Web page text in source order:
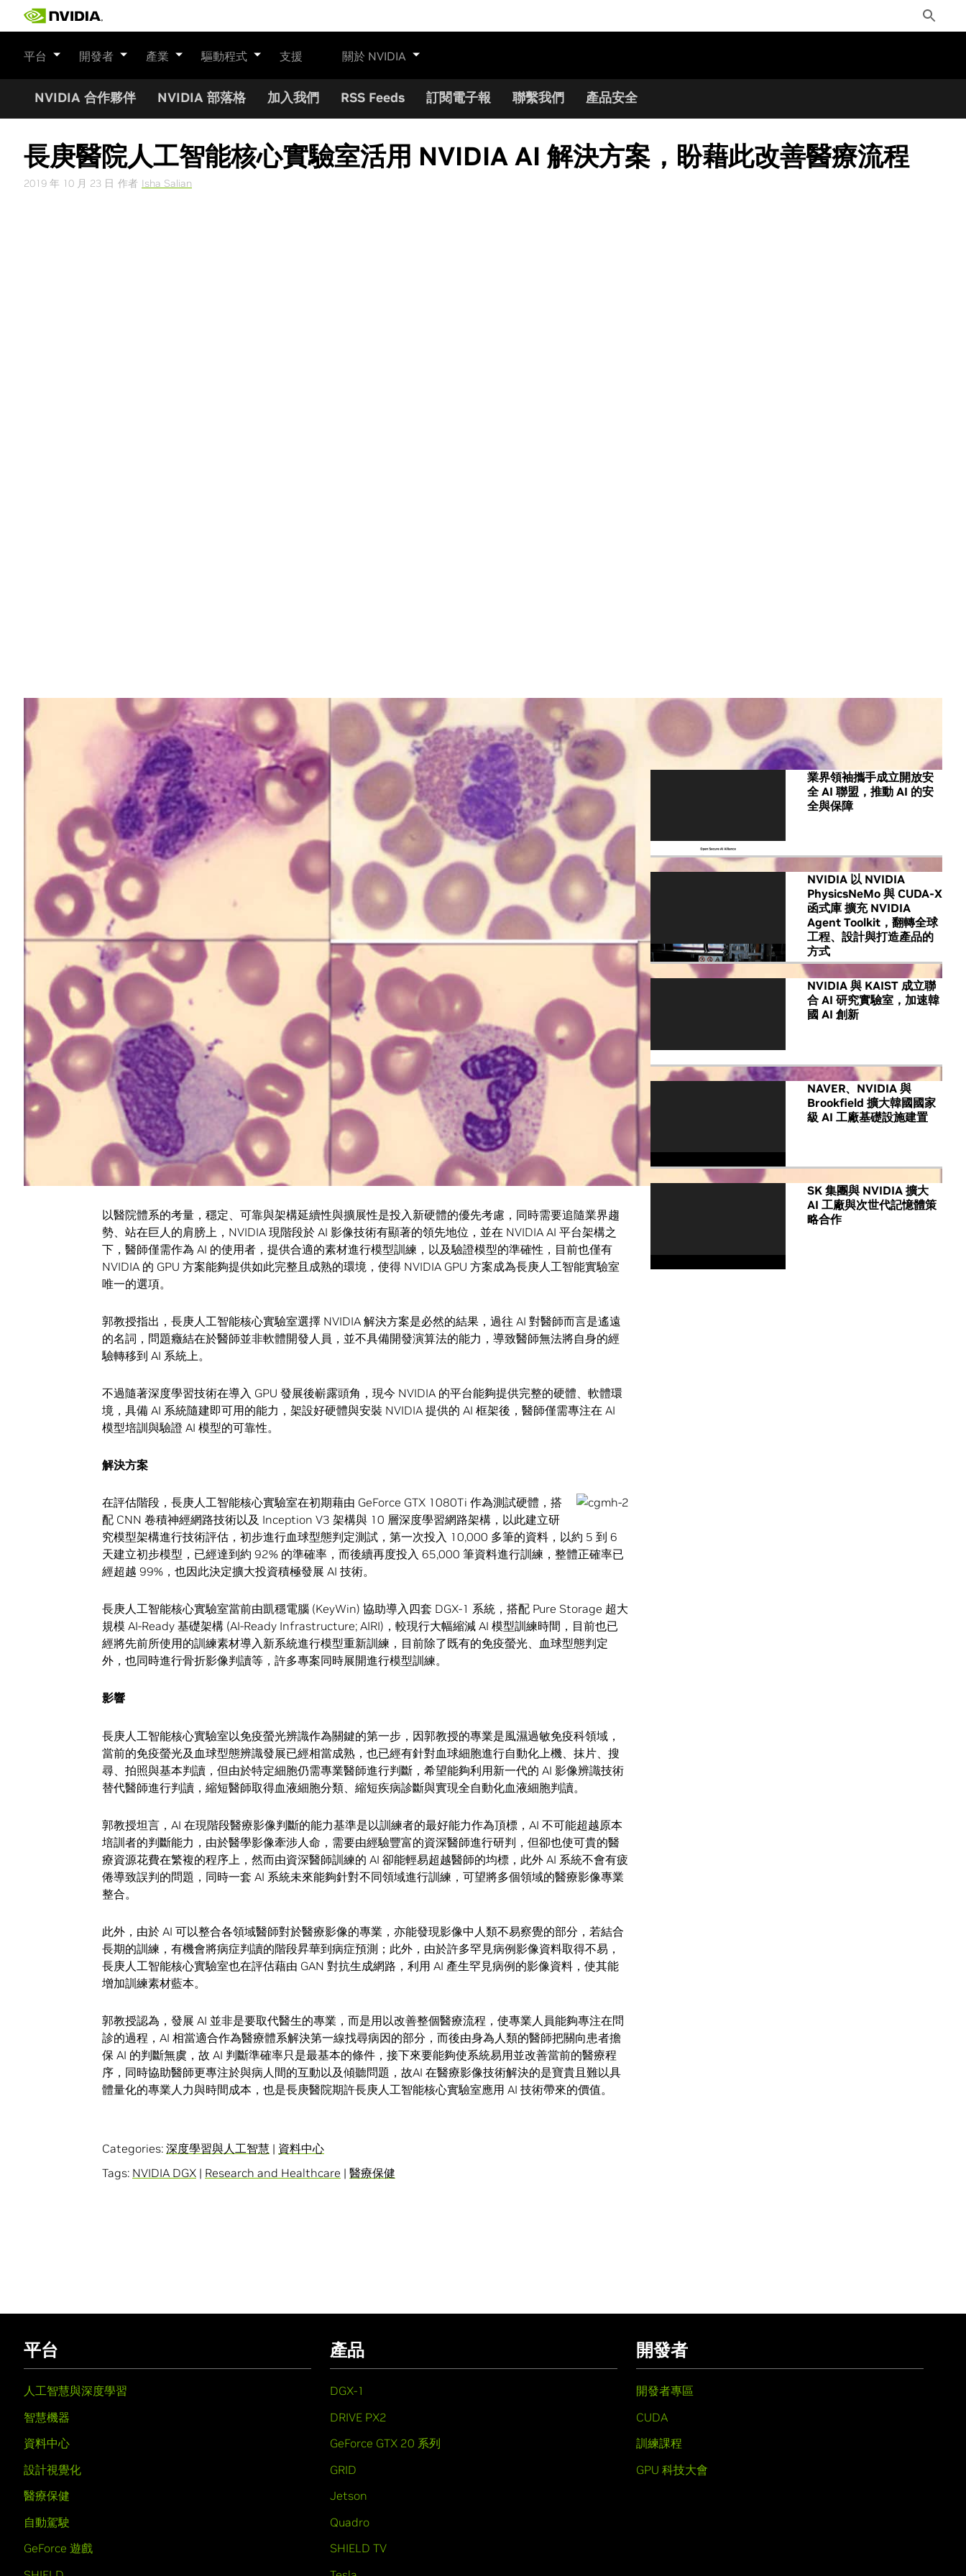
Toggle
Search
平台 開發者 產業 驅動程式 支援 關於 NVIDIA
NVIDIA 合作夥伴 NVIDIA 部落格 加入我們 RSS Feeds 訂閱電子報 聯繫我們 產品安全
長庚醫院人工智能核心實驗室活用 NVIDIA AI 解決方案，盼藉此改善醫療流程
2019 年 10 月 23 日 作者 Isha Salian
長庚醫院在台擁有七大院所，是台灣最大的醫療院所體系，在進行新一代 IT 系統建構的同時，在 2018
年 1 月決議導入 AI 技術，於同年 5 月設立長庚醫院人工智能核心實驗室，由風濕過敏免疫科主任郭昶甫
擔任人工智能核心實驗室主任。
進行技術與市場評估後，長庚人工智能核心實驗室決議導入四套 NVIDIA DGX-1 系統，搭配 NVIDIA AI
軟體解決方案平台作為基礎，發展基於影像辨識的 AI 醫療影像系統，未來也規劃建構基於 NVIDIA GPU
的 HPC 以及基於 Tesla T4 的推論節點系統，構成完整的 AI 落地。
背景
長庚醫院相當早就希望能夠藉由自動化技術改善醫療影像判讀流程，然而過去自動化技術僅協助至將各
種醫療資料送到醫療人員眼前，最終仍需藉由專業人員判讀醫療影像資訊，但醫療影像判讀卻是相當消
耗人力成本的程序，須由資深的專業醫師花費大量的時間進行判斷，同時醫師又會隨著工作時間拉長影
響判斷精確度。
長庚醫院人工智能核心實驗室主任郭昶甫教授表示，用於 AI 技術的醫療影像相當珍貴，除牽涉資料隱私
問題、又須是具辨識性的病例影像，較當前 AI 影像辨識使用的訓練素材不易取得；然而長庚醫院體系一
年有超過兩百萬次的門診次數，加上早已導入影像數位化程序，長庚醫院經年累積的醫療影像資料可做
為發展 AI 醫療影像辨識的優勢。
挑戰
以醫院體系的考量，穩定、可靠與架構延續性與擴展性是投入新硬體的優先考慮，同時需要追隨業界趨
勢、站在巨人的肩膀上，NVIDIA 現階段於 AI 影像技術有顯著的領先地位，並在 NVIDIA AI 平台架構之
下，醫師僅需作為 AI 的使用者，提供合適的素材進行模型訓練，以及驗證模型的準確性，目前也僅有
NVIDIA 的 GPU 方案能夠提供如此完整且成熟的環境，使得 NVIDIA GPU 方案成為長庚人工智能實驗室
唯一的選項。
郭教授指出，長庚人工智能核心實驗室選擇 NVIDIA 解決方案是必然的結果，過往 AI 對醫師而言是遙遠
的名詞，問題癥結在於醫師並非軟體開發人員，並不具備開發演算法的能力，導致醫師無法將自身的經
驗轉移到 AI 系統上。
不過隨著深度學習技術在導入 GPU 發展後嶄露頭角，現今 NVIDIA 的平台能夠提供完整的硬體、軟體環
境，具備 AI 系統隨建即可用的能力，架設好硬體與安裝 NVIDIA 提供的 AI 框架後，醫師僅需專注在 AI
模型培訓與驗證 AI 模型的可靠性。
解決方案
在評估階段，長庚人工智能核心實驗室在初期藉由 GeForce GTX 1080Ti 作為測試硬體，搭
配 CNN 卷積神經網路技術以及 Inception V3 架構與 10 層深度學習網路架構，以此建立研
究模型架構進行技術評估，初步進行血球型態判定測試，第一次投入 10,000 多筆的資料，以約 5 到 6
天建立初步模型，已經達到約 92% 的準確率，而後續再度投入 65,000 筆資料進行訓練，整體正確率已
經超越 99%，也因此決定擴大投資積極發展 AI 技術。
長庚人工智能核心實驗室當前由凱穩電腦 (KeyWin) 協助導入四套 DGX-1 系統，搭配 Pure Storage 超大
規模 AI-Ready 基礎架構 (AI-Ready Infrastructure; AIRI)，較現行大幅縮減 AI 模型訓練時間，目前也已
經將先前所使用的訓練素材導入新系統進行模型重新訓練，目前除了既有的免疫螢光、血球型態判定
外，也同時進行骨折影像判讀等，許多專案同時展開進行模型訓練。
影響
長庚人工智能核心實驗室以免疫螢光辨識作為關鍵的第一步，因郭教授的專業是風濕過敏免疫科領域，
當前的免疫螢光及血球型態辨識發展已經相當成熟，也已經有針對血球細胞進行自動化上機、抹片、搜
尋、拍照與基本判讀，但由於特定細胞仍需專業醫師進行判斷，希望能夠利用新一代的 AI 影像辨識技術
替代醫師進行判讀，縮短醫師取得血液細胞分類、縮短疾病診斷與實現全自動化血液細胞判讀。
郭教授坦言，AI 在現階段醫療影像判斷的能力基準是以訓練者的最好能力作為頂標，AI 不可能超越原本
培訓者的判斷能力，由於醫學影像牽涉人命，需要由經驗豐富的資深醫師進行研判，但卻也使可貴的醫
療資源花費在繁複的程序上，然而由資深醫師訓練的 AI 卻能輕易超越醫師的均標，此外 AI 系統不會有疲
倦導致誤判的問題，同時一套 AI 系統未來能夠針對不同領域進行訓練，可望將多個領域的醫療影像專業
整合。
此外，由於 AI 可以整合各領域醫師對於醫療影像的專業，亦能發現影像中人類不易察覺的部分，若結合
長期的訓練，有機會將病症判讀的階段昇華到病症預測；此外，由於許多罕見病例影像資料取得不易，
長庚人工智能核心實驗室也在評估藉由 GAN 對抗生成網路，利用 AI 產生罕見病例的影像資料，使其能
增加訓練素材藍本。
郭教授認為，發展 AI 並非是要取代醫生的專業，而是用以改善整個醫療流程，使專業人員能夠專注在問
診的過程，AI 相當適合作為醫療體系解決第一線找尋病因的部分，而後由身為人類的醫師把關向患者擔
保 AI 的判斷無虞，故 AI 判斷準確率只是最基本的條件，接下來要能夠使系統易用並改善當前的醫療程
序，同時協助醫師更專注於與病人間的互動以及傾聽問題，故AI 在醫療影像技術解決的是寶貴且難以具
體量化的專業人力與時間成本，也是長庚醫院期許長庚人工智能核心實驗室應用 AI 技術帶來的價值。
Categories: 深度學習與人工智慧 | 資料中心
Tags: NVIDIA DGX | Research and Healthcare | 醫療保健
All NVIDIA News
業界領袖攜手成立開放安
全 AI 聯盟，推動 AI 的安
全與保障
NVIDIA 以 NVIDIA
PhysicsNeMo 與 CUDA-X
函式庫 擴充 NVIDIA
Agent Toolkit，翻轉全球
工程、設計與打造產品的
方式
NVIDIA 與 KAIST 成立聯
合 AI 研究實驗室，加速韓
國 AI 創新
NAVER、NVIDIA 與
Brookfield 擴大韓國國家
級 AI 工廠基礎設施建置
SK 集團與 NVIDIA 擴大
AI 工廠與次世代記憶體策
略合作
平台
人工智慧與深度學習
智慧機器
資料中心
設計視覺化
醫療保健
自動駕駛
GeForce 遊戲
產品
DGX-1
DRIVE PX2
GeForce GTX 20 系列
GRID
Jetson
Quadro
SHIELD TV
開發者
開發者專區
CUDA
訓練課程
GPU 科技大會